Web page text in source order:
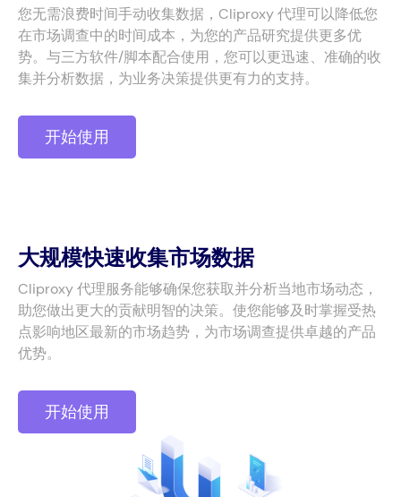
您无需浪费时间手动收集数据，Cliproxy 代理可以降低您
在市场调查中的时间成本，为您的产品研究提供更多优
势。与三方软件/脚本配合使用，您可以更迅速、准确的收
集并分析数据，为业务决策提供更有力的支持。
开始使用
大规模快速收集市场数据
Cliproxy 代理服务能够确保您获取并分析当地市场动态，
助您做出更大的贡献明智的决策。使您能够及时掌握受热
点影响地区最新的市场趋势，为市场调查提供卓越的产品
优势。
开始使用